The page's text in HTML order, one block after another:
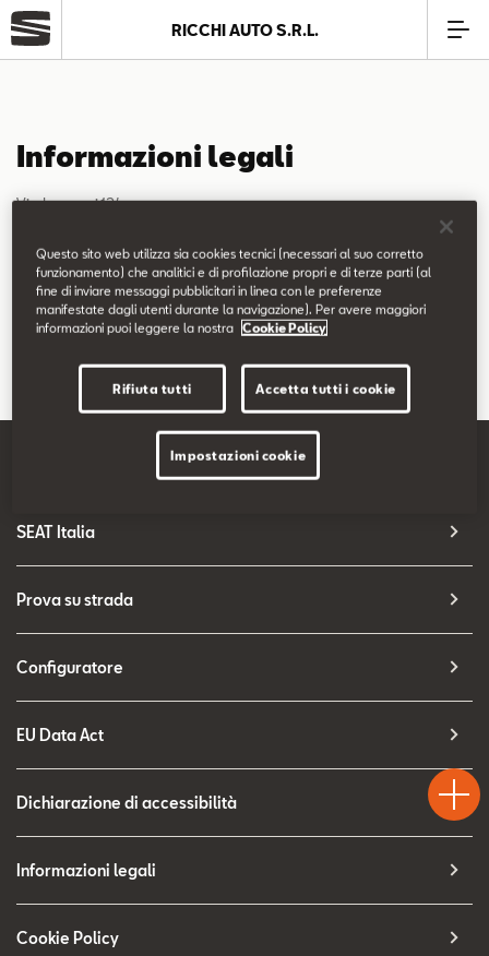
Modelli
Service
Business
SEAT Usato Certificato
Configuratore
RICCHI AUTO S.R.L.
Informazioni legali
Via Longoni,124
P.I. 05062010961
Capitale sociale € 100.000,00
SEAT Italia
Prova su strada
Configuratore
EU Data Act
Dichiarazione di accessibilità
Informazioni legali
Cookie Policy
Drive
Chiama
Questo sito web utilizza sia cookies tecnici (necessari al suo corretto
funzionamento) che analitici e di profilazione propri e di terze parti (al
fine di inviare messaggi pubblicitari in linea con le preferenze
manifestate dagli utenti durante la navigazione). Per avere maggiori
informazioni puoi leggere la nostra
Cookie Policy
Rifiuta tutti Accetta tutti i cookie
Impostazioni cookie